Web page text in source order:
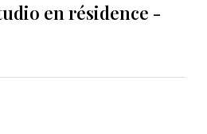
en résidence -